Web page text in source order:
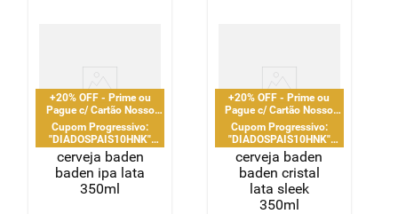
+20% OFF - Prime ou
Pague c/ Cartão Nosso
Pay
Cupom Progressivo:
"DIADOSPAIS10HNK"
|"DIADOSPAIS20HNK" |
"DIADOSPAIS30HNK" |
limitado a 2 pedido por
CPF
cerveja baden
baden ipa lata
350ml
+20% OFF - Prime ou
Pague c/ Cartão Nosso
Pay
Cupom Progressivo:
"DIADOSPAIS10HNK"
|"DIADOSPAIS20HNK" |
"DIADOSPAIS30HNK" |
limitado a 2 pedido por
CPF
cerveja baden
baden cristal
lata sleek
350ml